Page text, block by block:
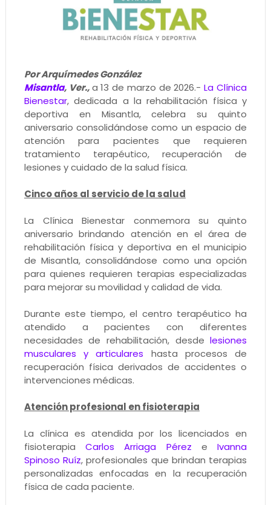
Por Arquímedes González
Misantla, Ver.,a 13 de marzo de 2026.-La Clínica
Bienestar, dedicada a la rehabilitación física y
deportiva en Misantla, celebra su quinto
aniversario consolidándose como un espacio de
atención para pacientes que requieren
tratamiento terapéutico, recuperación de
lesiones y cuidado de la salud física.
Cinco años al servicio de la salud
La Clínica Bienestar conmemora su quinto
aniversario brindando atención en el área de
rehabilitación física y deportiva en el municipio
de Misantla, consolidándose como una opción
para quienes requieren terapias especializadas
para mejorar su movilidad y calidad de vida.
Durante este tiempo, el centro terapéutico ha
atendido a pacientes con diferentes
necesidades de rehabilitación, desdelesiones
musculares y articulares hasta procesos de
recuperación física derivados de accidentes o
intervenciones médicas.
Atención profesional en fisioterapia
La clínica es atendida por los licenciados en
fisioterapiaCarlos Arriaga Pérez eIvanna
Spinoso Ruíz, profesionales que brindan terapias
personalizadas enfocadas en la recuperación
física de cada paciente.